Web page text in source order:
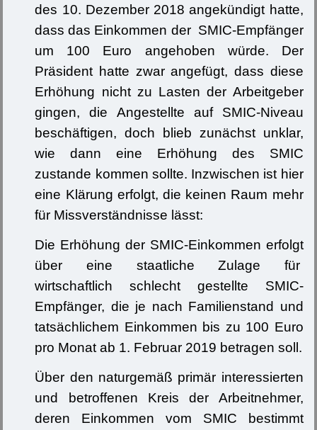
des 10. Dezember 2018 angekündigt hatte,
dass das Einkommen der SMIC-Empfänger
um 100 Euro angehoben würde. Der
Präsident hatte zwar angefügt, dass diese
Erhöhung nicht zu Lasten der Arbeitgeber
gingen, die Angestellte auf SMIC-Niveau
beschäftigen, doch blieb zunächst unklar,
wie dann eine Erhöhung des SMIC
zustande kommen sollte. Inzwischen ist hier
eine Klärung erfolgt, die keinen Raum mehr
für Missverständnisse lässt:
Die Erhöhung der SMIC-Einkommen erfolgt
über eine staatliche Zulage für
wirtschaftlich schlecht gestellte SMIC-
Empfänger, die je nach Familienstand und
tatsächlichem Einkommen bis zu 100 Euro
pro Monat ab 1. Februar 2019 betragen soll.
Über den naturgemäß primär interessierten
und betroffenen Kreis der Arbeitnehmer,
deren Einkommen vom SMIC bestimmt